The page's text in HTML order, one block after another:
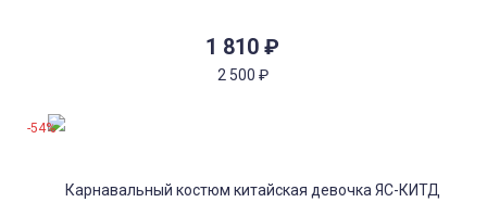
1 810 ₽
2 500 ₽
-54%